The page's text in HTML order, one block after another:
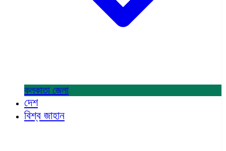
কলকাতা জেলা
দেশ
বিশ্ব জাহান